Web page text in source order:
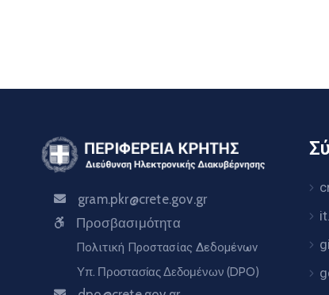
gram.pkr@crete.gov.gr
Προσβασιμότητα
Πολιτική Προστασίας Δεδομένων
Υπ. Προστασίας Δεδομένων (DPO)